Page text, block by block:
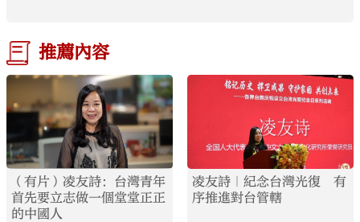
推薦內容
（有片）凌友詩：台灣青年
首先要立志做一個堂堂正正
的中國人
凌友詩｜紀念台灣光復 有
序推進對台管轄